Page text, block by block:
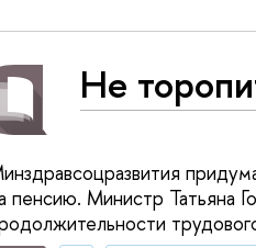
Не
пенсию. Министр Татьяна